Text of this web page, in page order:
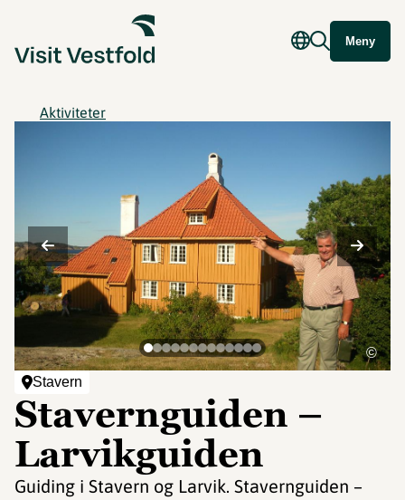
Meny
Aktiviteter
Stavern
Stavernguiden –
Larvikguiden
Guiding i Stavern og Larvik. Stavernguiden –
©